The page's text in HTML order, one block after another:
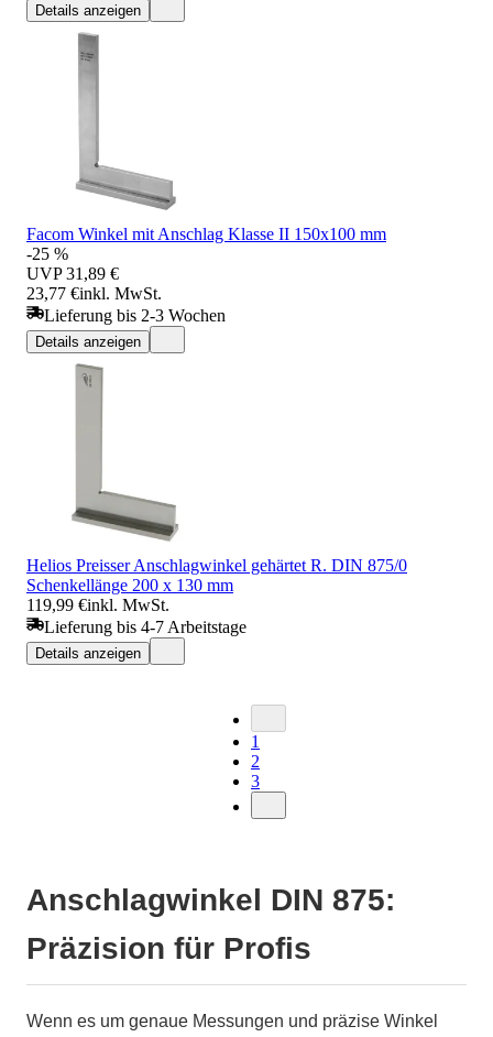
Details anzeigen
Facom Winkel mit Anschlag Klasse II 150x100 mm
-25 %
UVP 31,89 €
23,77 €inkl. MwSt.
Lieferung bis 2-3 Wochen
Details anzeigen
Helios Preisser Anschlagwinkel gehärtet R. DIN 875/0
Schenkellänge 200 x 130 mm
119,99 €inkl. MwSt.
Lieferung bis 4-7 Arbeitstage
Details anzeigen
1
2
3
Anschlagwinkel DIN 875:
Präzision für Profis
Wenn es um genaue Messungen und präzise Winkel